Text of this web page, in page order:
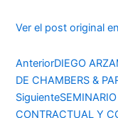
Ver el post original
AnteriorDIEGO
DE CHAMBERS &
Siguiente
CONTRACTUAL Y